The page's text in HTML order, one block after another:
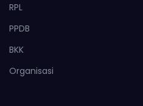
RPL
PPDB
BKK
Organisasi